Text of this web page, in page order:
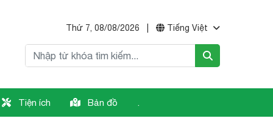
Thứ 7, 08/08/2026 Tiếng Việt
Tiện ích Bản đồ .